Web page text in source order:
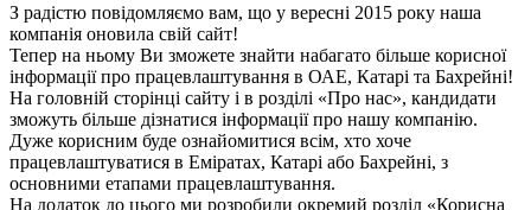
З радістю повідомляємо вам, що у вересні 2015 року наша
компанія оновила свій сайт!
Тепер на ньому Ви зможете знайти набагато більше корисної
інформації про працевлаштування в ОАЕ, Катарі та Бахрейні!
На головній сторінці сайту і в розділі «Про нас», кандидати
зможуть більше дізнатися інформації про нашу компанію.
Дуже корисним буде ознайомитися всім, хто хоче
працевлаштуватися в Еміратах, Катарі або Бахрейні, з
основними етапами працевлаштування.
На додаток до цього ми розробили окремий розділ «Корисна